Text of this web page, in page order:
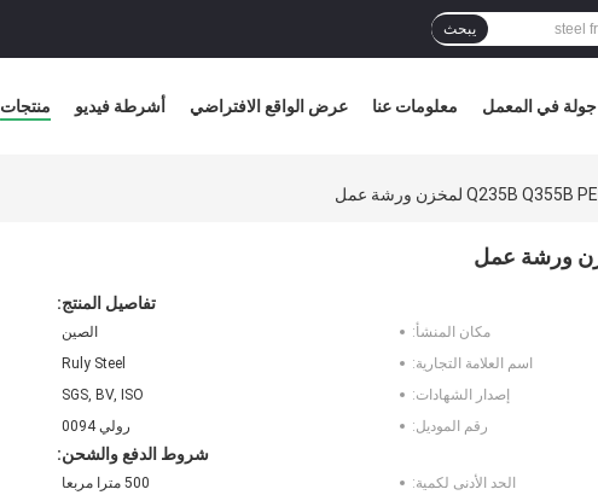
يبحث
منتجات أشرطة فيديو عرض الواقع الافتراضي معلومات عنا جولة في المعمل
تفاصيل المنتج:
مكان المنشأ:
الصين
اسم العلامة التجارية:
Ruly Steel
إصدار الشهادات:
SGS, BV, ISO
رقم الموديل:
رولي 0094
شروط الدفع والشحن:
الحد الأدنى لكمية:
500 مترا مربعا